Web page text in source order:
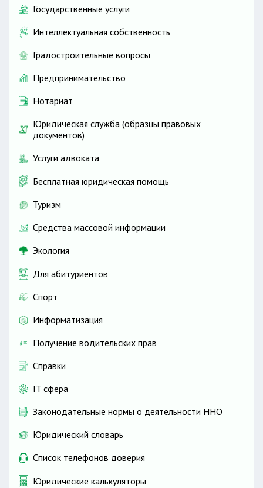
Государственные услуги
Интеллектуальная собственность
Градостроительные вопросы
Предпринимательство
Нотариат
Юридическая служба (образцы правовых
документов)
Услуги адвоката
Бесплатная юридическая помощь
Туризм
Средства массовой информации
Экология
Для абитуриентов
Спорт
Информатизация
Получение водительских прав
Справки
IT сфера
Законодательные нормы о деятельности ННО
Юридический словарь
Список телефонов доверия
Юридические калькуляторы